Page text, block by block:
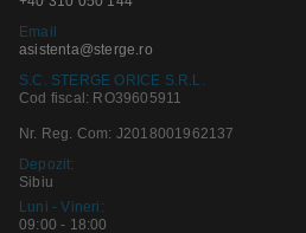
Email
asistenta@sterge.ro
S.C. STERGE ORICE S.R.L.
Cod fiscal: RO39605911
Nr. Reg. Com: J2018001962137
Depozit:
Sibiu
Luni - Vineri:
09:00 - 18:00